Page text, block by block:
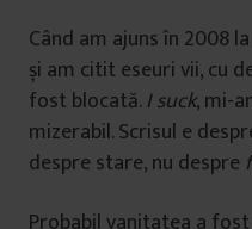
Când am ajuns în 2008
și am citit eseuri vii, cu
fost blocată.I suck, mi-
mizerabil. Scrisul e
despre stare, nu despre